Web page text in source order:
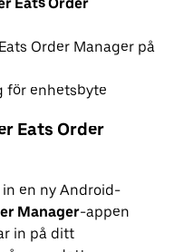
Eats Order
Order Manager på
för enhetsbyte
Eats Order
en ny Android-
Manager-appen
in på ditt